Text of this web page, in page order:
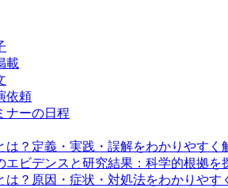
載
依頼
ナーの日程
は？定義・実践・誤解をわかりやすく
エビデンスと研究結果：科学的根拠を
は？原因・症状・対処法をわかりやす